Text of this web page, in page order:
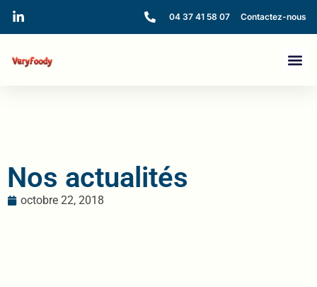
04 37 41 58 07 Contactez-nous
Nos actualités
octobre 22, 2018